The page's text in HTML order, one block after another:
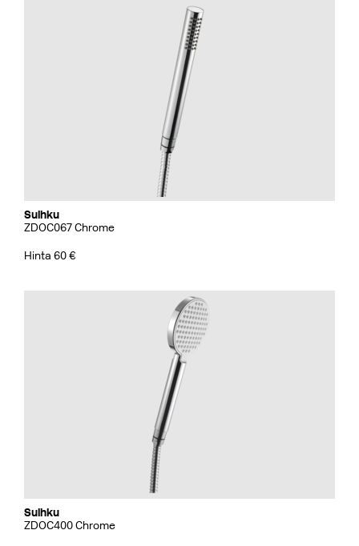
Suihku
ZDOC067 Chrome
Hinta 60 €
Suihku
ZDOC400 Chrome